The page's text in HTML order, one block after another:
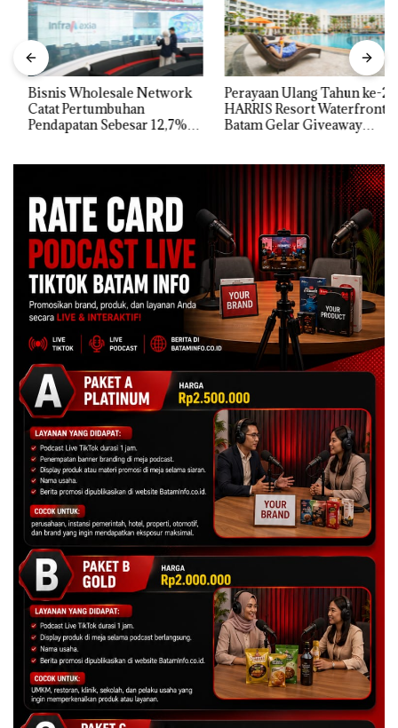
Bisnis Wholesale Network
Catat Pertumbuhan
Pendapatan Sebesar 12,7%
Perayaan Ulang Tahun ke-24
HARRIS Resort Waterfront
Batam Gelar Giveaway